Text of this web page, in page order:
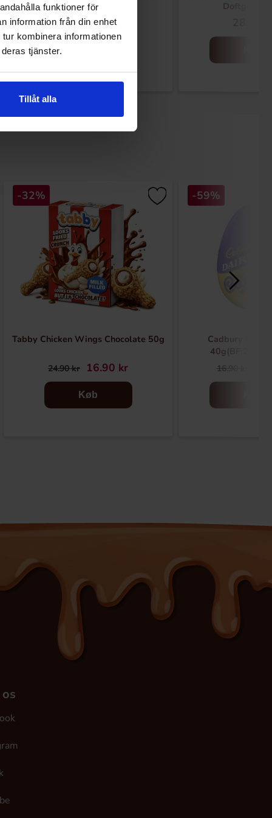
funktioner för
information från din enhet
kombinera informationen
tjänster.
Tillåt alla
109.90 kr
Doftgran
-32%
Tabby Chicken Wings Chocolate 50g
24.90 kr 16.90 kr
Køb
-59%
Cadbury
40g(BF:2026-
16.90 kr